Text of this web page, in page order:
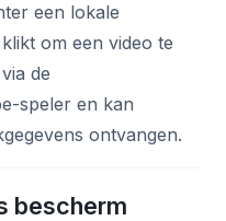
een lokale
om een video te
de
speler en kan
ontvangen.
bescherm